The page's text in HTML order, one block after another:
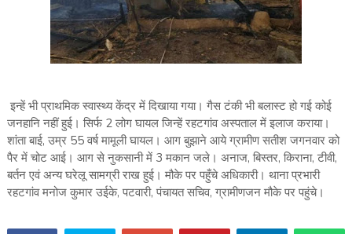
इन्हें भी प्राथमिक स्वास्थ्य केंद्र में दिखाया गया। गैस टंकी भी बलास्ट हो गई कोई
जनहानि नहीं हुई। सिर्फ 2 लोग घायल जिन्हें रहटगांव अस्पताल में इलाज कराया।
शांता बाई, उम्र 55 वर्ष मामूली घायल। आग बुझाने आये ग्रामीण सतीश जगनवार को
पैर में चोट आई। आग से नुकसानी में 3 मकान जले। अनाज, बिस्तर, किराना, टीवी,
बर्तन एवं अन्य घरेलू सामग्री राख हुई। मौके पर पहुँचे अधिकारी। थाना प्रभारी
रहटगांव मनोज कुमार उईके, पटवारी, पंचायत सचिव, ग्रामीणजन मौके पर पहुंचे।